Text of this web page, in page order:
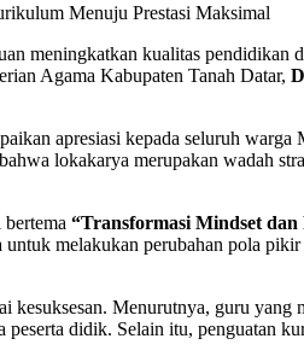
Menuju Prestasi Maksimal
meningkatkan kualitas
Agama Kabupaten Tanah Datar,
apresiasi kepada seluruh
lokakarya merupakan wadah
“Transformasi Mindset
melakukan perubahan pola
Menurutnya, guru
didik. Selain itu, penguatan